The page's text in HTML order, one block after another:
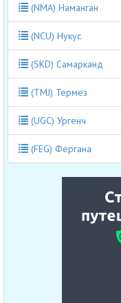
(NMA) Наманган
(NCU) Нукус
(SKD) Самарканд
(TMJ) Термез
(UGC) Ургенч
(FEG) Фергана